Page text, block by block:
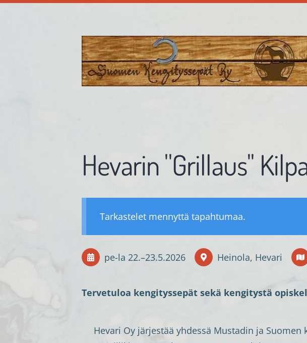
Suomenkengityssepät ry
Hevarin ''Grillaus''
Tarkastelet mennyttä tapahtumaa.
pe-la 22.–23.5.2026 Heinola, Hevari
Tervetuloa kengityssepät sekä kengitystä
Hevari Oy järjestää yhdessä Mustadin ja